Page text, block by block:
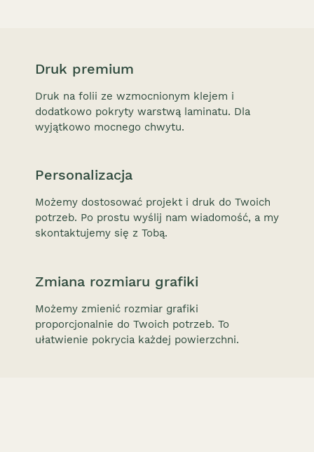
Druk premium
Druk na folii ze wzmocnionym klejem i
dodatkowo pokryty warstwą laminatu. Dla
wyjątkowo mocnego chwytu.
Personalizacja
Możemy dostosować projekt i druk do Twoich
potrzeb. Po prostu wyślij nam wiadomość, a my
skontaktujemy się z Tobą.
Zmiana rozmiaru grafiki
Możemy zmienić rozmiar grafiki
proporcjonalnie do Twoich potrzeb. To
ułatwienie pokrycia każdej powierzchni.